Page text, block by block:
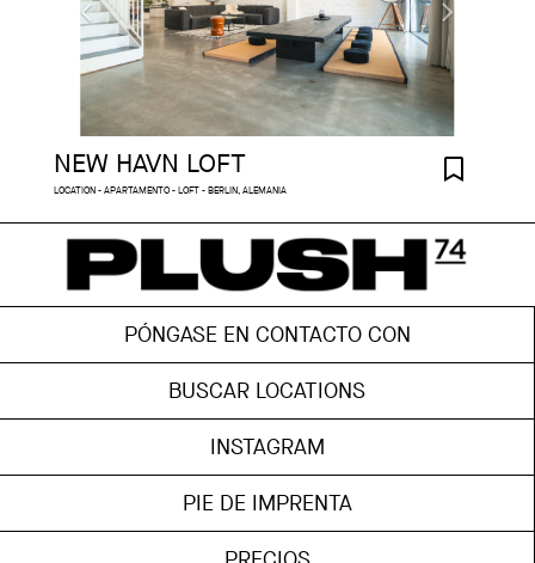
NEW HAVN LOFT
LOCATION - APARTAMENTO - LOFT - BERLIN, ALEMANIA
PÓNGASE EN CONTACTO CON
BUSCAR LOCATIONS
INSTAGRAM
PIE DE IMPRENTA